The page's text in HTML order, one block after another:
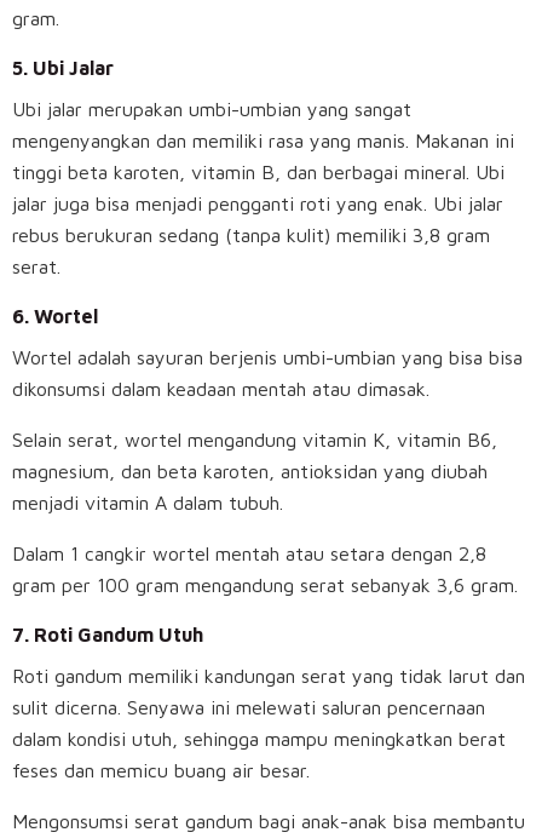
gram.
5. Ubi Jalar
Ubi jalar merupakan umbi-umbian yang sangat
mengenyangkan dan memiliki rasa yang manis. Makanan ini
tinggi beta karoten, vitamin B, dan berbagai mineral. Ubi
jalar juga bisa menjadi pengganti roti yang enak. Ubi jalar
rebus berukuran sedang (tanpa kulit) memiliki 3,8 gram
serat.
6. Wortel
Wortel adalah sayuran berjenis umbi-umbian yang bisa bisa
dikonsumsi dalam keadaan mentah atau dimasak.
Selain serat, wortel mengandung vitamin K, vitamin B6,
magnesium, dan beta karoten, antioksidan yang diubah
menjadi vitamin A dalam tubuh.
Dalam 1 cangkir wortel mentah atau setara dengan 2,8
gram per 100 gram mengandung serat sebanyak 3,6 gram.
7. Roti Gandum Utuh
Roti gandum memiliki kandungan serat yang tidak larut dan
sulit dicerna. Senyawa ini melewati saluran pencernaan
dalam kondisi utuh, sehingga mampu meningkatkan berat
feses dan memicu buang air besar.
Mengonsumsi serat gandum bagi anak-anak bisa membantu